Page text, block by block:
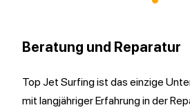
Beratung und Reparatur
Top Jet Surfing ist das einzige
mit langjähriger Erfahrung in der